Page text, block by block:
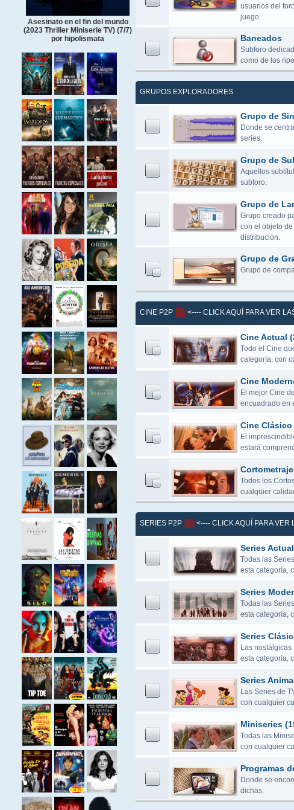
Asesinato en el fin del mundo
(2023 Thriller Miniserie TV) (7/7)
por hipolismata
usuarios del
juego.
Baneados
Subforo
como de los
GRUPOS EXPLORADORES
Grupo de
Donde se
series.
Grupo de
Aquellos
subforo.
Grupo de
Grupo creado
con el objeto
distribución.
Grupo de
Grupo de
CINE P2P <---- CLICK AQUÍ PARA VER
Cine Actual
Todo el Cine
categoría, con
Cine
El mejor Cine
encuadrado en
Cine Clásico
El
estará
Todos los
cualquier
SERIES P2P <---- CLICK AQUÍ PARA VER
Series
Todas las
esta categoría,
Series
Todas las
esta categoría,
Series
Las
esta categoría,
Series
Las Series de
con cualquier
Miniseries
Todas las
con cualquier
Programas
Donde se
dichas.